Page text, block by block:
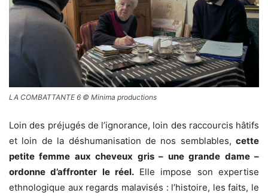
LA COMBATTANTE 6 © Minima productions
Loin des préjugés de l’ignorance, loin des raccourcis hâtifs
et loin de la déshumanisation de nos semblables, cette
petite femme aux cheveux gris – une grande dame –
ordonne d’affronter le réel.Elle impose son expertise
ethnologique aux regards malavisés : l’histoire, les faits, le